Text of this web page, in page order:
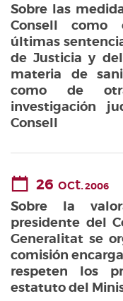
Sobre las
Consell como
últimas
de Justicia y
materia de
como de
investigación
Consell
26 oct.2006
Sobre la
presidente del
Generalitat se
comisión
respeten los
estatuto del